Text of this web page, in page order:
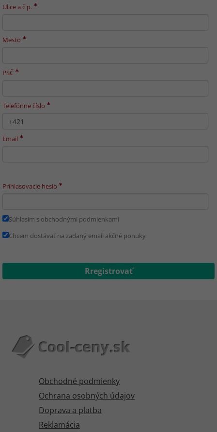
Ulice a č.p.
Mesto
PSČ
Telefónne číslo
Email
Prihlasovacie heslo
Súhlasím s obchodnými podmienkami
Chcem dostávať na zadaný email akčné ponuky
Obchodné podmienky
Ochrana osobných údajov
Doprava a platba
Reklamácia